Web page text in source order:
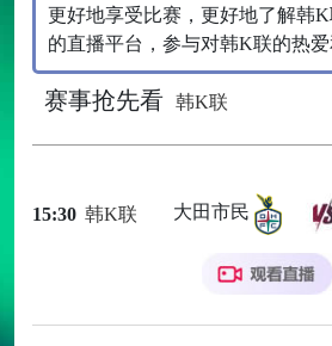
更好地享受比赛，更好地了解韩
的直播平台，参与对韩K联的热
赛事抢先看 韩K联
15:30 韩K联 大田市民